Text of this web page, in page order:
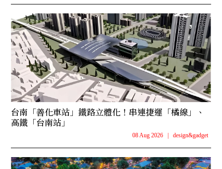
台南「善化車站」鐵路立體化！串連捷運「橘線」、
高鐵「台南站」
08 Aug 2026 | design&gadget